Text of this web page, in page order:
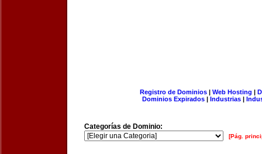
Registro de Dominios| Web Hosting |
Dominios Expirados | Industrias |
Categorías de Dominio:
[Pág.